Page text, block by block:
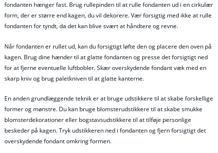
fondanten hænger fast. Brug rullepinden til at rulle fondanten ud i en cirkulær
form, der er større end kagen, du vil dekorere. Vær forsigtig med ikke at rulle
fondanten for tyndt, da det kan blive svært at håndtere og revne.
Når fondanten er rullet ud, kan du forsigtigt løfte den og placere den oven på
kagen. Brug dine hænder til at glatte fondanten og presse det forsigtigt ned
for at fjerne eventuelle luftbobler. Skær overskydende fondant væk med en
skarp kniv og brug paletkniven til at glatte kanterne.
En anden grundlæggende teknik er at bruge udstikkere til at skabe forskellige
former og mønstre. Du kan bruge blomsterudstikkere til at skabe smukke
blomsterdekorationer eller bogstavsudstikkere til at tilføje personlige
beskeder på kagen. Tryk udstikkeren ned i fondanten og fjern forsigtigt det
overskydende fondant omkring formen.